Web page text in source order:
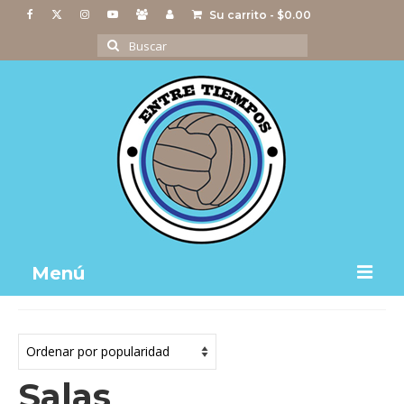
Su carrito - $0.00
Buscar
por:
Menú
Actividades
Imágenes